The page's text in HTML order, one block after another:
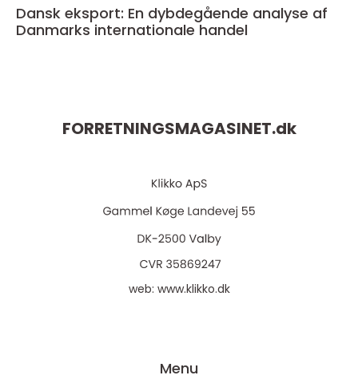
Dansk eksport: En dybdegående analyse af
Danmarks internationale handel
FORRETNINGSMAGASINET.dk
web: www.klikko.dk
Menu